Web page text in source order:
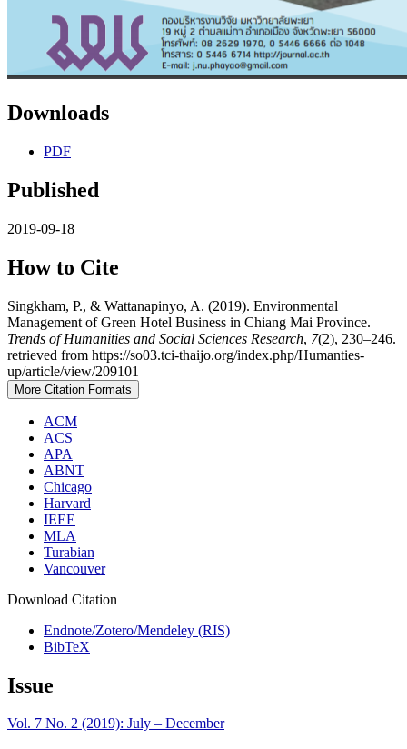
Downloads
PDF
Published
2019-09-18
How to Cite
Singkham, P., & Wattanapinyo, A. (2019). Environmental
Management of Green Hotel Business in Chiang Mai Province.
Trends of Humanities and Social Sciences Research, 7(2), 230–246.
retrieved from https://so03.tci-thaijo.org/index.php/Humanties-
up/article/view/209101
More Citation Formats
ACM
ACS
APA
ABNT
Chicago
Harvard
IEEE
MLA
Turabian
Vancouver
Download Citation
Endnote/Zotero/Mendeley (RIS)
BibTeX
Issue
Vol. 7 No. 2 (2019): July – December